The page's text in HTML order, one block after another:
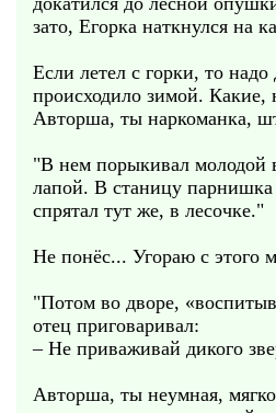
зато, Егорка наткнулся на
Если летел с горки, то надо
происходило зимой. Какие,
Авторша, ты наркоманка,
"В нем порыкивал молодой
лапой. В станицу парнишка
спрятал тут же, в лесочке."
Не понёс... Угораю с этого
"Потом во дворе,
отец приговаривал:
– Не приваживай дикого
Авторша, ты неумная,